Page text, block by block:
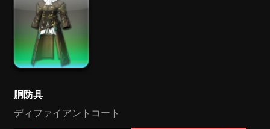
胴防具
ディファイアントコート